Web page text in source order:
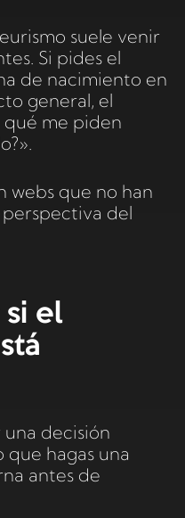
suele venir
Si pides el
de nacimiento en
general, el
qué me piden
webs que no han
del
si el
decisión
hagas una
antes de